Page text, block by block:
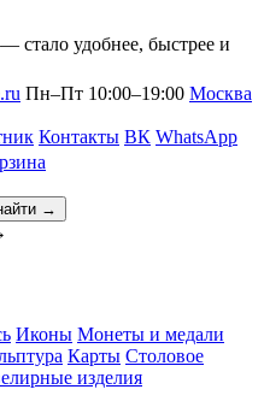
стало удобнее, быстрее и
Пн–Пт 10:00–19:00 Москва
Контакты ВК WhatsApp
→
Иконы Монеты и медали
Карты Столовое
изделия